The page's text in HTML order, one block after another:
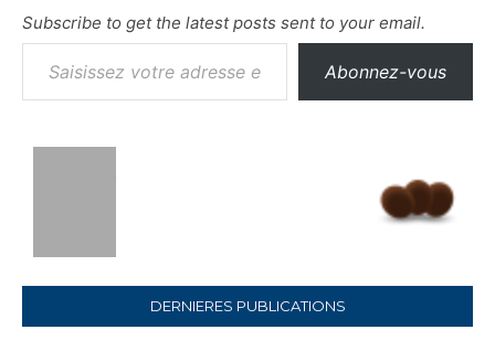
Subscribe to get the latest posts sent to your email.
Saisissez votre adresse e-mail…
Abonnez-vous
DERNIERES PUBLICATIONS